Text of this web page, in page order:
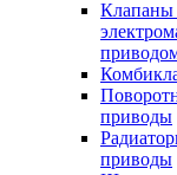
Клапаны
приводы
приводы